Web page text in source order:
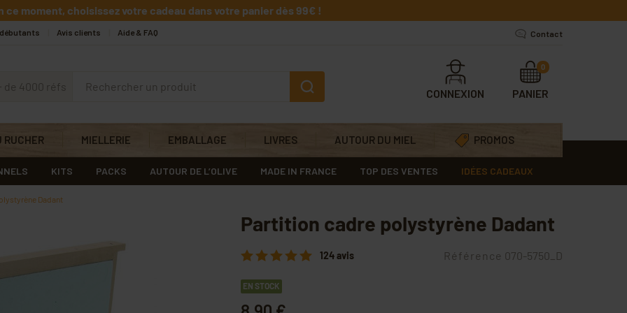
ce moment, choisissez votre cadeau dans votre panier dès 99€ !
débutants Avis clients Aide & FAQ Contact
de 4000 réfs
CONNEXION PANIER
0
RUCHER MIELLERIE EMBALLAGE LIVRES AUTOUR DU MIEL PROMOS
KITS PACKS AUTOUR DE L’OLIVE MADE IN FRANCE TOP DES VENTES IDÉES CADEAUX
Dadant
Partition cadre polystyrène Dadant
124 avis Référence 070-5750_D
EN STOCK